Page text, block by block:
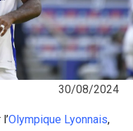
30/08/2024
Olympique Lyonnais,